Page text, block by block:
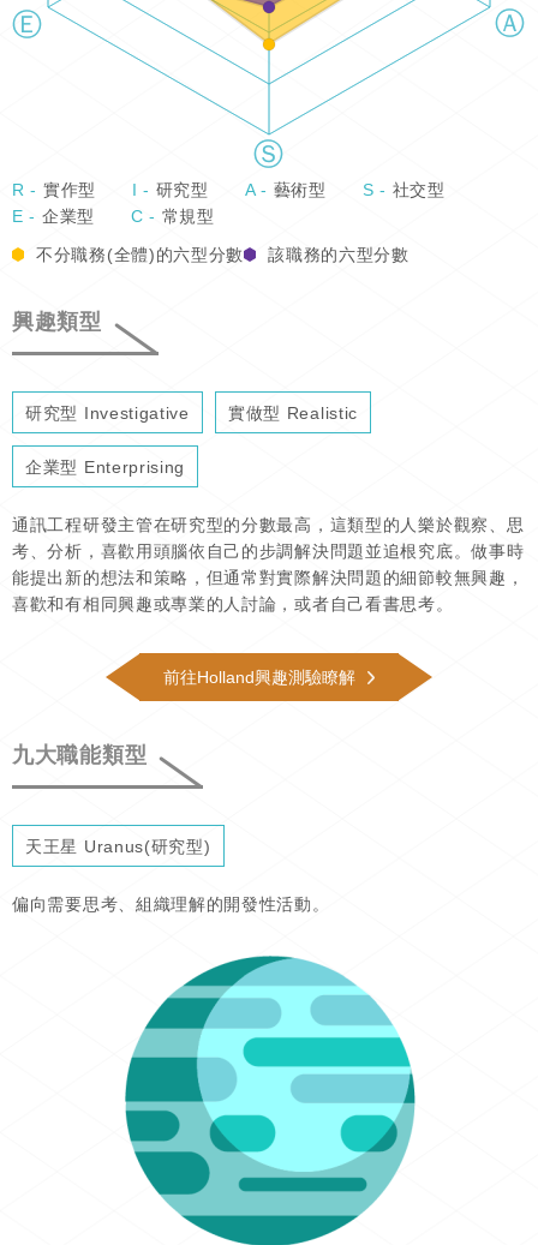
R - 實作型 I - 研究型 A - 藝術型 S - 社交型
E - 企業型 C - 常規型
不分職務(全體)的六型分數
該職務的六型分數
興趣類型
研究型 Investigative 實做型 Realistic
企業型 Enterprising
通訊工程研發主管在研究型的分數最高，這類型的人樂於觀察、思
考、分析，喜歡用頭腦依自己的步調解決問題並追根究底。做事時
能提出新的想法和策略，但通常對實際解決問題的細節較無興趣，
喜歡和有相同興趣或專業的人討論，或者自己看書思考。
前往Holland興趣測驗瞭解
九大職能類型
天王星 Uranus(研究型)
偏向需要思考、組織理解的開發性活動。